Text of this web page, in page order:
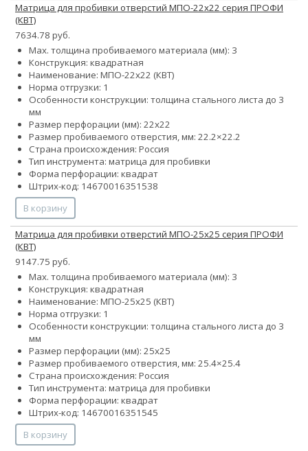
Матрица для пробивки отверстий МПО-22х22 серия ПРОФИ
(КВТ)
7634.78 руб.
Max. толщина пробиваемого материала (мм): 3
Конструкция: квадратная
Наименование: МПО-22х22 (КВТ)
Норма отгрузки: 1
Особенности конструкции: толщина стального листа до 3
мм
Размер перфорации (мм): 22х22
Размер пробиваемого отверстия, мм: 22.2×22.2
Страна происхождения: Россия
Тип инструмента: матрица для пробивки
Форма перфорации: квадрат
Штрих-код: 14670016351538
В корзину
Матрица для пробивки отверстий МПО-25х25 серия ПРОФИ
(КВТ)
9147.75 руб.
Max. толщина пробиваемого материала (мм): 3
Конструкция: квадратная
Наименование: МПО-25х25 (КВТ)
Норма отгрузки: 1
Особенности конструкции: толщина стального листа до 3
мм
Размер перфорации (мм): 25х25
Размер пробиваемого отверстия, мм: 25.4×25.4
Страна происхождения: Россия
Тип инструмента: матрица для пробивки
Форма перфорации: квадрат
Штрих-код: 14670016351545
В корзину